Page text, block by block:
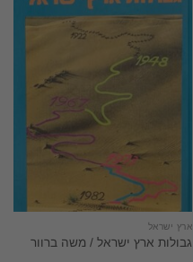
ארץ ישראל
גבולות ארץ ישראל / משה ברוור